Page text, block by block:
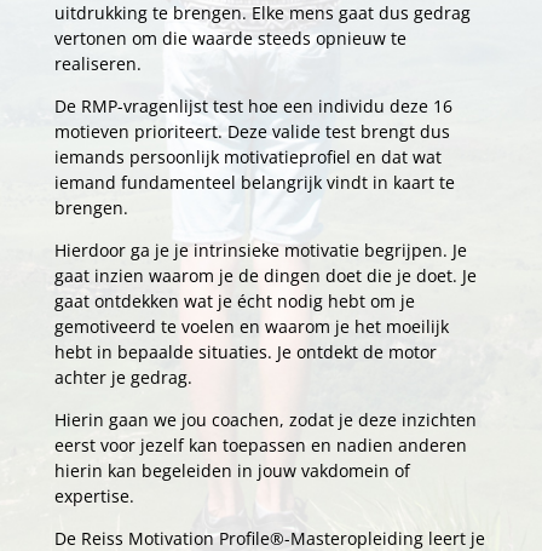
uitdrukking te brengen. Elke mens gaat dus gedrag
vertonen om die waarde steeds opnieuw te
realiseren.
De RMP-vragenlijst test hoe een individu deze 16
motieven prioriteert. Deze valide test brengt dus
iemands persoonlijk motivatieprofiel en dat wat
iemand fundamenteel belangrijk vindt in kaart te
brengen.
Hierdoor ga je je intrinsieke motivatie begrijpen. Je
gaat inzien waarom je de dingen doet die je doet. Je
gaat ontdekken wat je écht nodig hebt om je
gemotiveerd te voelen en waarom je het moeilijk
hebt in bepaalde situaties. Je ontdekt de motor
achter je gedrag.
Hierin gaan we jou coachen, zodat je deze inzichten
eerst voor jezelf kan toepassen en nadien anderen
hierin kan begeleiden in jouw vakdomein of
expertise.
De Reiss Motivation Profile®-Masteropleiding leert je